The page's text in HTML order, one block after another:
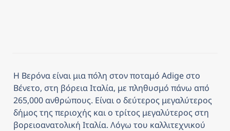
Η Βερόνα είναι μια πόλη στον ποταμό Adige στο
Βένετο, στη βόρεια Ιταλία, με πληθυσμό πάνω από
265,000 ανθρώπους. Είναι ο δεύτερος μεγαλύτερος
δήμος της περιοχής και ο τρίτος μεγαλύτερος στη
βορειοανατολική Ιταλία. Λόγω του καλλιτεχνικού